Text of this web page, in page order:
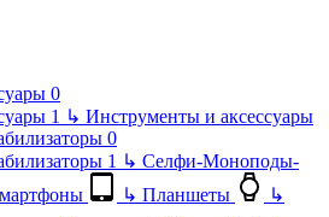
↳ Инструменты и аксессуары
↳ Селфи-Моноподы-
↳ Планшеты
↳